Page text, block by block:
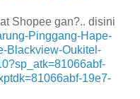
Shopee gan?.. disini
Pinggang-Hape-
Blackview-Oukitel-
19e7-